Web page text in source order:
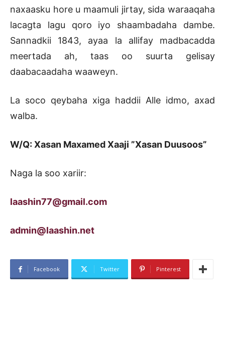
naxaasku hore u maamuli jirtay, sida waraaqaha
lacagta lagu qoro iyo shaambadaha dambe.
Sannadkii 1843, ayaa la allifay madbacadda
meertada ah, taas oo suurta gelisay
daabacaadaha waaweyn.
La soco qeybaha xiga haddii Alle idmo, axad
walba.
W/Q: Xasan Maxamed Xaaji ”Xasan Duusoos”
Naga la soo xariir:
laashin77@gmail.com
admin@laashin.net
Facebook Twitter Pinterest